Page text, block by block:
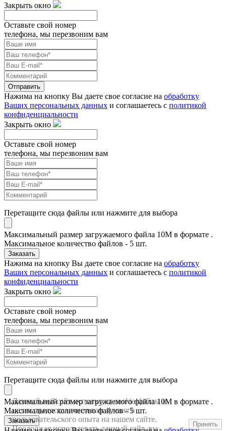
Закрыть окно
Оставьте свой номер
телефона, мы перезвоним вам
Отправить
Нажима на кнопку Вы даете свое согласие на обработку
Ваших персональных данных и соглашаетесь с политикой
конфиденциальности
Закрыть окно
Оставьте свой номер
телефона, мы перезвоним вам
Перетащите сюда файлы или нажмите для выбора
Максимальный размер загружаемого файла 10M в формате .
Максимальное количество файлов - 5 шт.
Заказать
Нажима на кнопку Вы даете свое согласие на обработку
Ваших персональных данных и соглашаетесь с политикой
конфиденциальности
Закрыть окно
Оставьте свой номер
телефона, мы перезвоним вам
Перетащите сюда файлы или нажмите для выбора
Максимальный размер загружаемого файла 10M в формате .
Максимальное количество файлов - 5 шт.
Заказать
Данный веб-сайт использует cookie-файлы в
целях предоставления вам лучшего
пользовательского опыта на нашем сайте.
Продолжая использовать данный сайт, вы
Принять